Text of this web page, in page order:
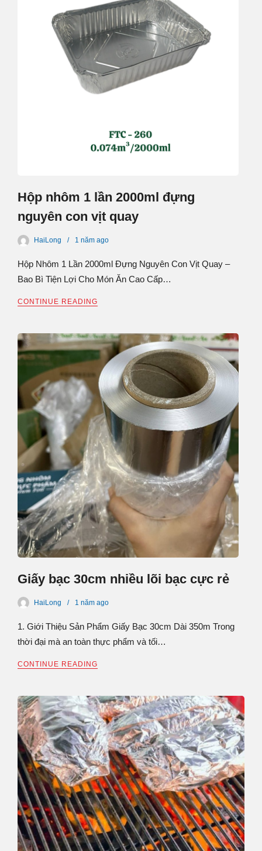
Hộp nhôm 1 lần 2000ml đựng
nguyên con vịt quay
HaiLong 1 năm ago
Hộp Nhôm 1 Lần 2000ml Đựng Nguyên Con Vịt Quay –
Bao Bì Tiện Lợi Cho Món Ăn Cao Cấp…
CONTINUE READING
Giấy bạc 30cm nhiều lõi bạc cực rẻ
HaiLong 1 năm ago
1. Giới Thiệu Sản Phẩm Giấy Bạc 30cm Dài 350m Trong
thời đại mà an toàn thực phẩm và tối…
CONTINUE READING